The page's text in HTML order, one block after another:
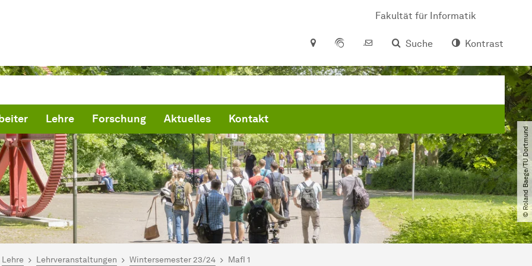
Fakultät für Informatik
Suche
Kontrast
Lehre Forschung Aktuelles Kontakt
© Roland Baege​/​TU Dortmund
hier:
Lehre Lehrveranstaltungen Wintersemester 23/24 MafI 1